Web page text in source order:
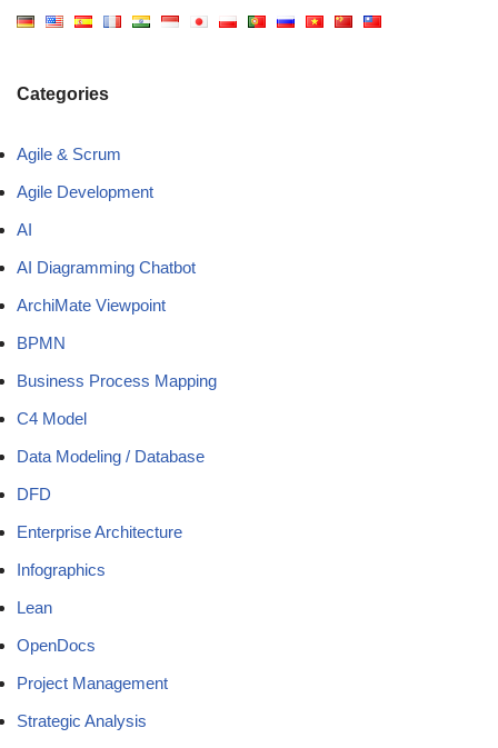
Categories
Agile & Scrum
Agile Development
AI
AI Diagramming Chatbot
ArchiMate Viewpoint
BPMN
Business Process Mapping
C4 Model
Data Modeling / Database
DFD
Enterprise Architecture
Infographics
Lean
OpenDocs
Project Management
Strategic Analysis